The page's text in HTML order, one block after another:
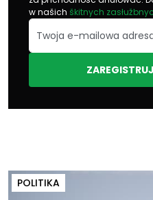
w našich škitnych
POLITIKA